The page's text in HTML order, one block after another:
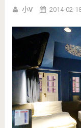
小V 2014-02-